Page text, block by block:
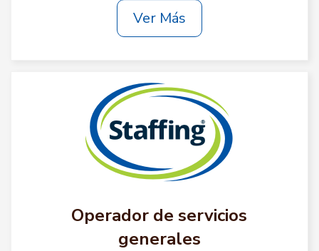
Ver Más
Operador de servicios
generales